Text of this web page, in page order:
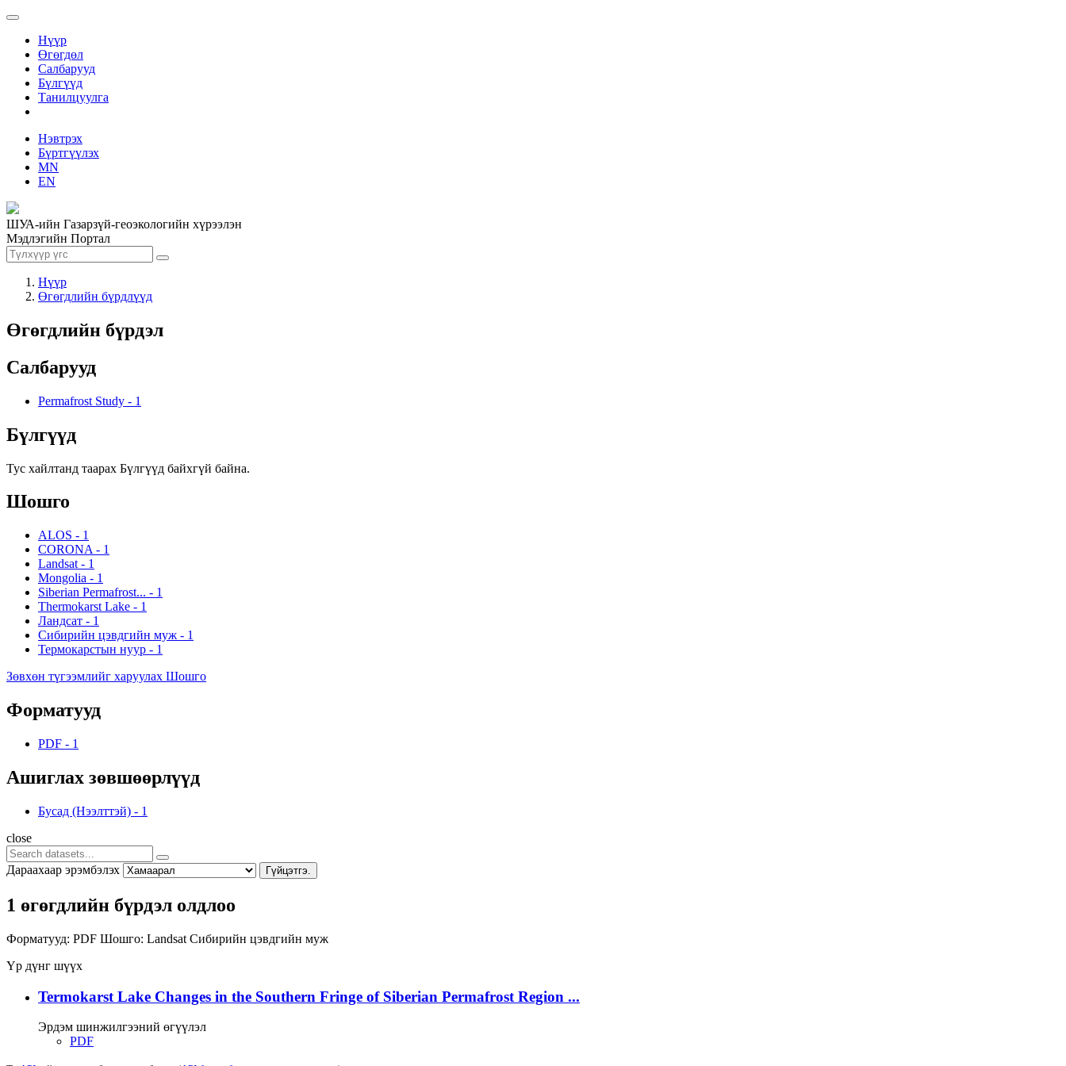
Нүүр
Өгөгдөл
Салбарууд
Бүлгүүд
Танилцуулга
Нэвтрэх
Бүртгүүлэх
MN
EN
ШУА-ийн Газарзүй-геоэкологийн хүрээлэн
Мэдлэгийн Портал
Нүүр
Өгөгдлийн бүрдлүүд
Өгөгдлийн бүрдэл
Салбарууд
Permafrost Study - 1
Бүлгүүд
Тус хайлтанд таарах Бүлгүүд байхгүй байна.
Шошго
ALOS - 1
CORONA - 1
Landsat - 1
Mongolia - 1
Siberian Permafrost... - 1
Thermokarst Lake - 1
Ландсат - 1
Сибирийн цэвдгийн муж - 1
Термокарстын нуур - 1
Зөвхөн түгээмлийг харуулах Шошго
Форматууд
PDF - 1
Ашиглах зөвшөөрлүүд
Бусад (Нээлттэй) - 1
close
Дараахаар эрэмбэлэх Гүйцэтгэ.
1 өгөгдлийн бүрдэл олдлоо
Форматууд: PDF Шошго: Landsat Сибирийн цэвдгийн муж
Үр дүнг шүүх
Termokarst Lake Changes in the Southern Fringe of Siberian Permafrost Region ...
Эрдэм шинжилгээний өгүүлэл
PDF